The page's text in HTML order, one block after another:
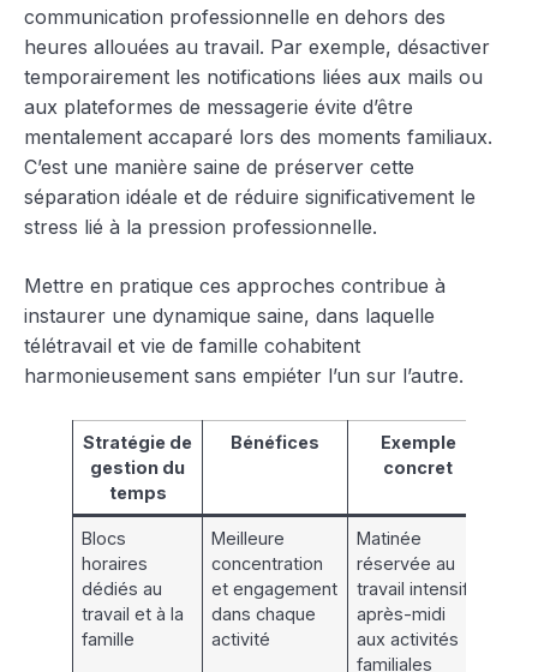
communication professionnelle en dehors des
heures allouées au travail. Par exemple, désactiver
temporairement les notifications liées aux mails ou
aux plateformes de messagerie évite d’être
mentalement accaparé lors des moments familiaux.
C’est une manière saine de préserver cette
séparation idéale et de réduire significativement le
stress lié à la pression professionnelle.
Mettre en pratique ces approches contribue à
instaurer une dynamique saine, dans laquelle
télétravail et vie de famille cohabitent
harmonieusement sans empiéter l’un sur l’autre.
Stratégie de
gestion du
temps
Bénéfices
Exemple
concret
Blocs
horaires
dédiés au
travail et à la
famille
Meilleure
concentration
et engagement
dans chaque
activité
Matinée
réservée au
travail intensif,
après-midi
aux activités
familiales